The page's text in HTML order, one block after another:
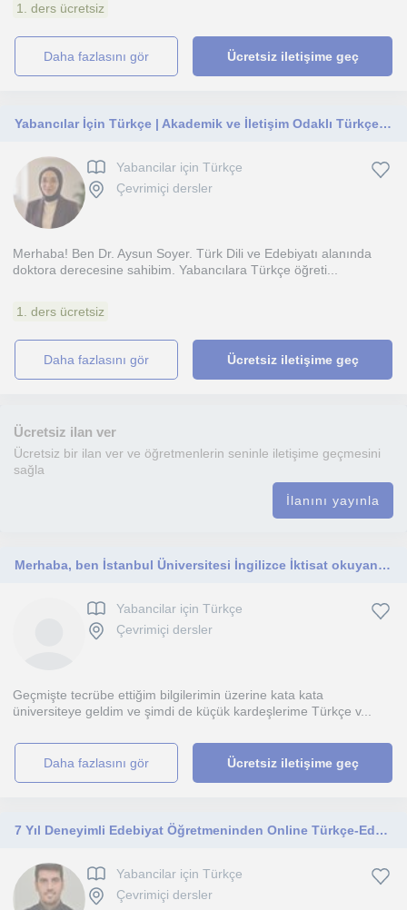
1. ders ücretsiz
daha fazlasını gör Ücretsiz iletişime geç
Yabancılar İçin Türkçe | Akademik ve İletişim Odaklı Türkçe Dersleri
Yabancilar için Türkçe
Çevrimiçi dersler
Merhaba! Ben Dr. Aysun Soyer. Türk Dili ve Edebiyatı alanında
doktora derecesine sahibim. Yabancılara Türkçe öğreti...
1. ders ücretsiz
daha fazlasını gör Ücretsiz iletişime geç
Ücretsiz ilan ver
Ücretsiz bir ilan ver ve öğretmenlerin seninle iletişime geçmesini
sağla
İlanını yayınla
Merhaba, ben İstanbul Üniversitesi İngilizce İktisat okuyan bir ablayım. Türkçem ve matematiğim her zaman çok iyiydi.
Yabancilar için Türkçe
Çevrimiçi dersler
Geçmişte tecrübe ettiğim bilgilerimin üzerine kata kata
üniversiteye geldim ve şimdi de küçük kardeşlerime Türkçe v...
daha fazlasını gör Ücretsiz iletişime geç
7 Yıl Deneyimli Edebiyat Öğretmeninden Online Türkçe-Edebiyat Dersi
Yabancilar için Türkçe
Çevrimiçi dersler